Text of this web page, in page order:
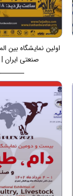
اولین نمایشگاه بین
صنعتی ایران |